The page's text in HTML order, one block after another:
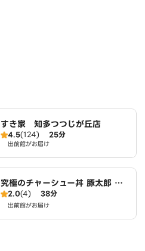
すき家 知多つつじが丘店
4.5(124) 25分
出前館がお届け
究極のチャーシュー丼 豚太郎 東
海店
2.0(4) 38分
出前館がお届け